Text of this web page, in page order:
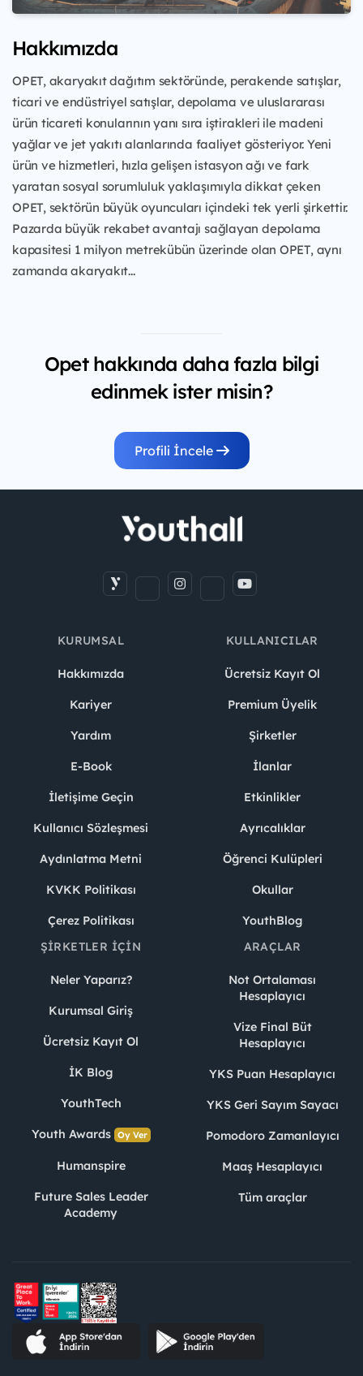
Hakkımızda
OPET, akaryakıt dağıtım sektöründe, perakende satışlar,
ticari ve endüstriyel satışlar, depolama ve uluslararası
ürün ticareti konularının yanı sıra iştirakleri ile madeni
yağlar ve jet yakıtı alanlarında faaliyet gösteriyor. Yeni
ürün ve hizmetleri, hızla gelişen istasyon ağı ve fark
yaratan sosyal sorumluluk yaklaşımıyla dikkat çeken
OPET, sektörün büyük oyuncuları içindeki tek yerli şirkettir.
Pazarda büyük rekabet avantajı sağlayan depolama
kapasitesi 1 milyon metrekübün üzerinde olan OPET, aynı
zamanda akaryakıt...
Opet hakkında daha fazla bilgi
edinmek ister misin?
Profili İncele
KURUMSAL
Hakkımızda
Kariyer
Yardım
E-Book
İletişime Geçin
Kullanıcı Sözleşmesi
Aydınlatma Metni
KVKK Politikası
Çerez Politikası
KULLANICILAR
Ücretsiz Kayıt Ol
Premium Üyelik
Şirketler
İlanlar
Etkinlikler
Ayrıcalıklar
Öğrenci Kulüpleri
Okullar
YouthBlog
ŞIRKETLER İÇIN
Neler Yaparız?
Kurumsal Giriş
Ücretsiz Kayıt Ol
İK Blog
YouthTech
Youth Awards Oy Ver
Humanspire
Future Sales Leader
Academy
ARAÇLAR
Not Ortalaması
Hesaplayıcı
Vize Final Büt
Hesaplayıcı
YKS Puan Hesaplayıcı
YKS Geri Sayım Sayacı
Pomodoro Zamanlayıcı
Maaş Hesaplayıcı
Tüm araçlar